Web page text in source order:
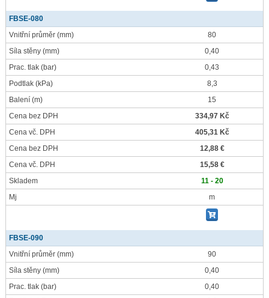
FBSE-080
Vnitřní průměr (mm)
80
Síla stěny (mm)
0,40
Prac. tlak (bar)
0,43
Podtlak (kPa)
8,3
Balení (m)
15
Cena bez DPH
334,97 Kč
Cena vč. DPH
405,31 Kč
Cena bez DPH
12,88 €
Cena vč. DPH
15,58 €
Skladem
11 - 20
Mj
m
FBSE-090
Vnitřní průměr (mm)
90
Síla stěny (mm)
0,40
Prac. tlak (bar)
0,40